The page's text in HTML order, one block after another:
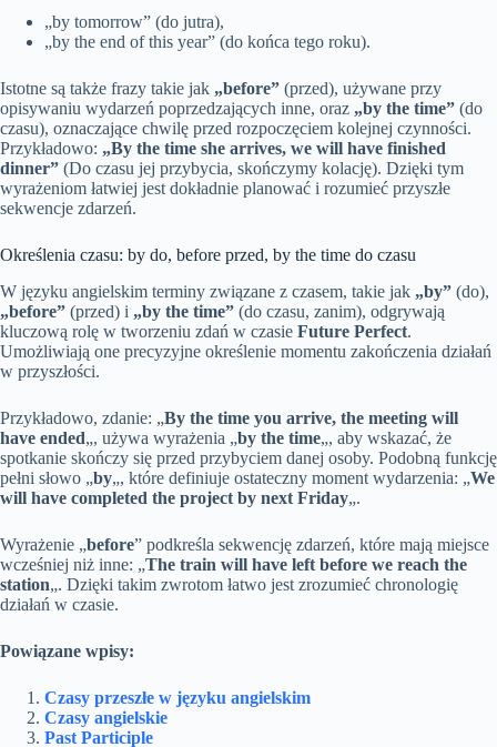
„by tomorrow” (do jutra),
„by the end of this year” (do końca tego roku).
Istotne są także frazy takie jak „before” (przed), używane przy
opisywaniu wydarzeń poprzedzających inne, oraz „by the time” (do
czasu), oznaczające chwilę przed rozpoczęciem kolejnej czynności.
Przykładowo: „By the time she arrives, we will have finished
dinner” (Do czasu jej przybycia, skończymy kolację). Dzięki tym
wyrażeniom łatwiej jest dokładnie planować i rozumieć przyszłe
sekwencje zdarzeń.
Określenia czasu: by do, before przed, by the time do czasu
W języku angielskim terminy związane z czasem, takie jak „by” (do),
„before” (przed) i „by the time” (do czasu, zanim), odgrywają
kluczową rolę w tworzeniu zdań w czasie Future Perfect.
Umożliwiają one precyzyjne określenie momentu zakończenia działań
w przyszłości.
Przykładowo, zdanie: „By the time you arrive, the meeting will
have ended„, używa wyrażenia „by the time„, aby wskazać, że
spotkanie skończy się przed przybyciem danej osoby. Podobną funkcję
pełni słowo „by„, które definiuje ostateczny moment wydarzenia: „We
will have completed the project by next Friday„.
Wyrażenie „before” podkreśla sekwencję zdarzeń, które mają miejsce
wcześniej niż inne: „The train will have left before we reach the
station„. Dzięki takim zwrotom łatwo jest zrozumieć chronologię
działań w czasie.
Powiązane wpisy:
Czasy przeszłe w języku angielskim
Czasy angielskie
Past Participle